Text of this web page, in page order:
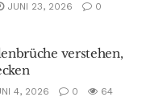
JUNI 23, 2026
0
verstehen,
4, 2026 0 64